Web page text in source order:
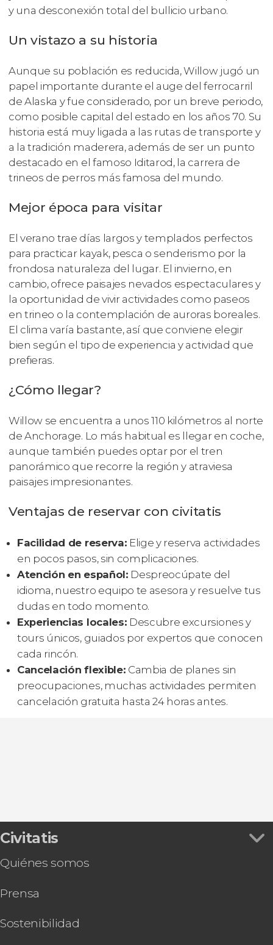
y una desconexión total del bullicio urbano.
Un vistazo a su historia
Aunque su población es reducida, Willow jugó un
papel importante durante el auge del ferrocarril
de Alaska y fue considerado, por un breve periodo,
como posible capital del estado en los años 70. Su
historia está muy ligada a las rutas de transporte y
a la tradición maderera, además de ser un punto
destacado en el famoso Iditarod, la carrera de
trineos de perros más famosa del mundo.
Mejor época para visitar
El verano trae días largos y templados perfectos
para practicar kayak, pesca o senderismo por la
frondosa naturaleza del lugar. El invierno, en
cambio, ofrece paisajes nevados espectaculares y
la oportunidad de vivir actividades como paseos
en trineo o la contemplación de auroras boreales.
El clima varía bastante, así que conviene elegir
bien según el tipo de experiencia y actividad que
prefieras.
¿Cómo llegar?
Willow se encuentra a unos 110 kilómetros al norte
de Anchorage. Lo más habitual es llegar en coche,
aunque también puedes optar por el tren
panorámico que recorre la región y atraviesa
paisajes impresionantes.
Ventajas de reservar con civitatis
Facilidad de reserva: Elige y reserva actividades
en pocos pasos, sin complicaciones.
Atención en español: Despreocúpate del
idioma, nuestro equipo te asesora y resuelve tus
dudas en todo momento.
Experiencias locales: Descubre excursiones y
tours únicos, guiados por expertos que conocen
cada rincón.
Cancelación flexible: Cambia de planes sin
preocupaciones, muchas actividades permiten
cancelación gratuita hasta 24 horas antes.
Civitatis
Quiénes somos
Prensa
Sostenibilidad